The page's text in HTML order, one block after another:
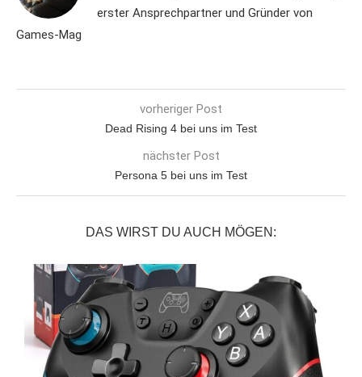
erster Ansprechpartner und Gründer von
Games-Mag
vorheriger Post
Dead Rising 4 bei uns im Test
nächster Post
Persona 5 bei uns im Test
DAS WIRST DU AUCH MÖGEN: